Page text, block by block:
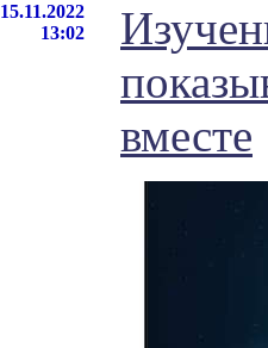
15.11.2022
13:02
вместе